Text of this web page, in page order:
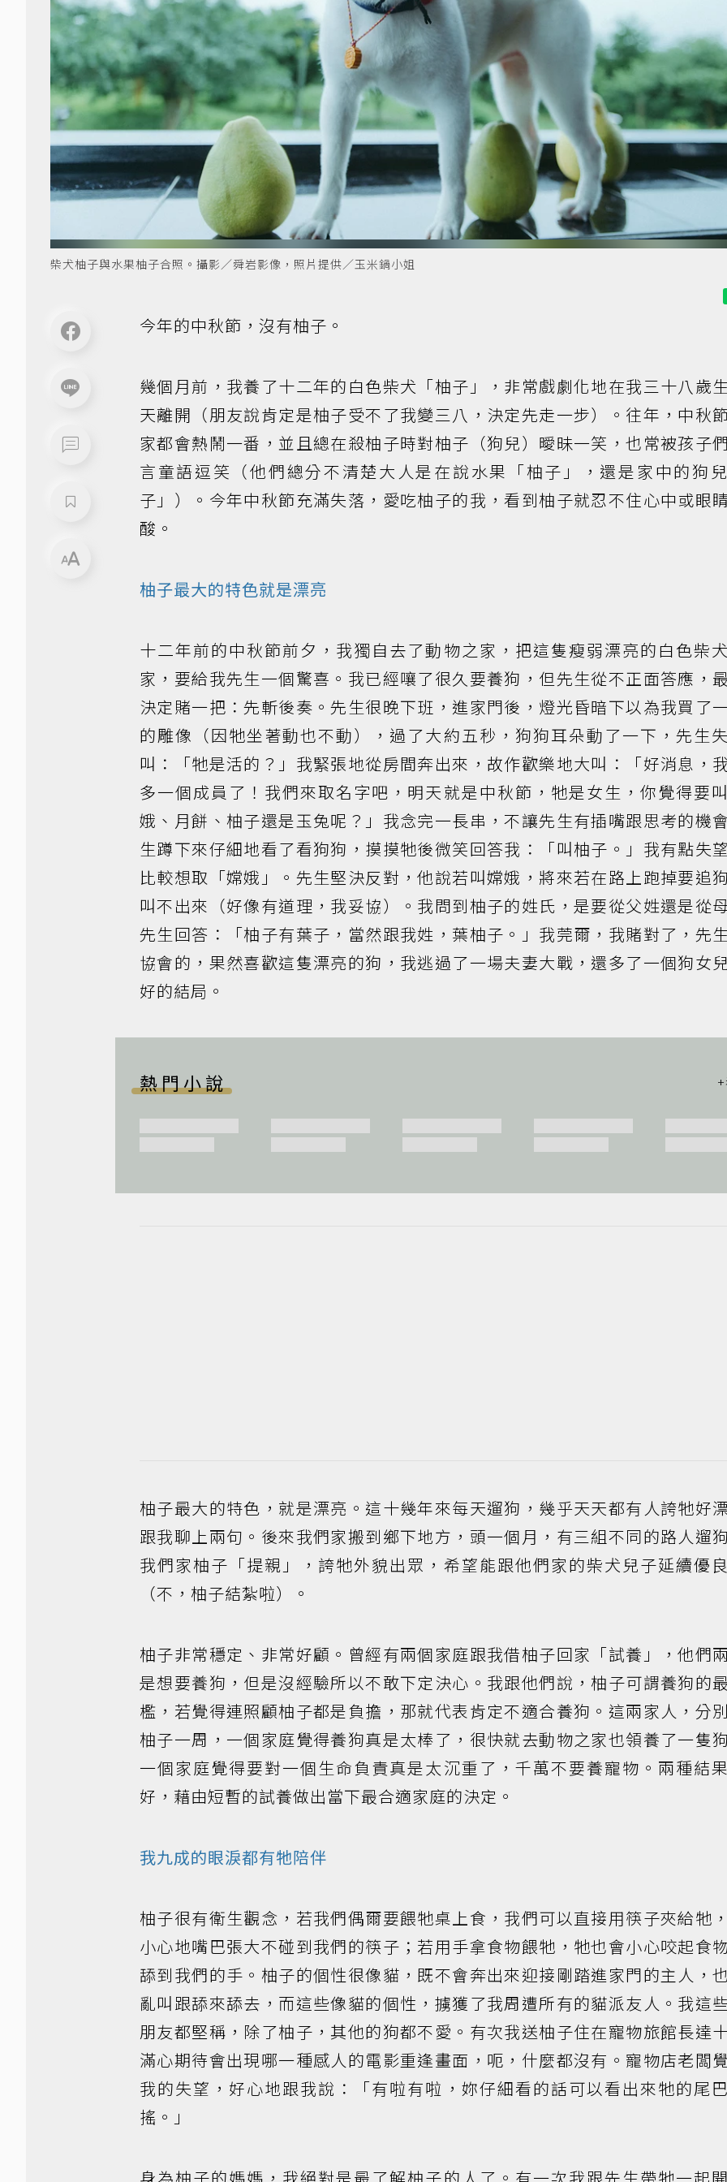
柴犬柚子與水果柚子合照。攝影／舜岩影像，照片提供／玉米鍋小姐
今年的中秋節，沒有柚子。
幾個月前，我養了十二年的白色柴犬「柚子」，非常戲劇化地在我三十八歲
天離開（朋友說肯定是柚子受不了我變三八，決定先走一步）。往年，中秋
家都會熱鬧一番，並且總在殺柚子時對柚子（狗兒）曖昧一笑，也常被孩子
言童語逗笑（他們總分不清楚大人是在說水果「柚子」，還是家中的狗
子」）。今年中秋節充滿失落，愛吃柚子的我，看到柚子就忍不住心中或眼
酸。
柚子最大的特色就是漂亮
十二年前的中秋節前夕，我獨自去了動物之家，把這隻瘦弱漂亮的白色柴
家，要給我先生一個驚喜。我已經嚷了很久要養狗，但先生從不正面答應，
決定賭一把：先斬後奏。先生很晚下班，進家門後，燈光昏暗下以為我買了
的雕像（因牠坐著動也不動），過了大約五秒，狗狗耳朵動了一下，先生
叫：「牠是活的？」我緊張地從房間奔出來，故作歡樂地大叫：「好消息，
多一個成員了！我們來取名字吧，明天就是中秋節，牠是女生，你覺得要
娥、月餅、柚子還是玉兔呢？」我念完一長串，不讓先生有插嘴跟思考的機
生蹲下來仔細地看了看狗狗，摸摸牠後微笑回答我：「叫柚子。」我有點失
比較想取「嫦娥」。先生堅決反對，他說若叫嫦娥，將來若在路上跑掉要追
叫不出來（好像有道理，我妥協）。我問到柚子的姓氏，是要從父姓還是從
先生回答：「柚子有葉子，當然跟我姓，葉柚子。」我莞爾，我賭對了，先
協會的，果然喜歡這隻漂亮的狗，我逃過了一場夫妻大戰，還多了一個狗女
好的結局。
熱門小說
柚子最大的特色，就是漂亮。這十幾年來每天遛狗，幾乎天天都有人誇牠好
跟我聊上兩句。後來我們家搬到鄉下地方，頭一個月，有三組不同的路人遛
我們家柚子「提親」，誇牠外貌出眾，希望能跟他們家的柴犬兒子延續優
（不，柚子結紮啦）。
柚子非常穩定、非常好顧。曾經有兩個家庭跟我借柚子回家「試養」，他們
是想要養狗，但是沒經驗所以不敢下定決心。我跟他們說，柚子可謂養狗的
檻，若覺得連照顧柚子都是負擔，那就代表肯定不適合養狗。這兩家人，分
柚子一周，一個家庭覺得養狗真是太棒了，很快就去動物之家也領養了一隻
一個家庭覺得要對一個生命負責真是太沉重了，千萬不要養寵物。兩種結
好，藉由短暫的試養做出當下最合適家庭的決定。
我九成的眼淚都有牠陪伴
柚子很有衛生觀念，若我們偶爾要餵牠桌上食，我們可以直接用筷子夾給牠
小心地嘴巴張大不碰到我們的筷子；若用手拿食物餵牠，牠也會小心咬起食
舔到我們的手。柚子的個性很像貓，既不會奔出來迎接剛踏進家門的主人，
亂叫跟舔來舔去，而這些像貓的個性，擄獲了我周遭所有的貓派友人。我這
朋友都堅稱，除了柚子，其他的狗都不愛。有次我送柚子住在寵物旅館長達
滿心期待會出現哪一種感人的電影重逢畫面，呃，什麼都沒有。寵物店老闆
我的失望，好心地跟我說：「有啦有啦，妳仔細看的話可以看出來牠的尾
搖。」